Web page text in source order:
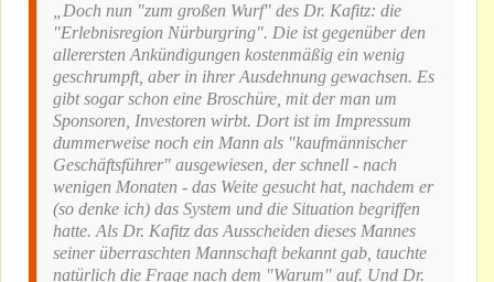
„Doch nun "zum großen Wurf" des Dr. Kafitz: die
"Erlebnisregion Nürburgring". Die ist gegenüber den
allerersten Ankündigungen kostenmäßig ein wenig
geschrumpft, aber in ihrer Ausdehnung gewachsen. Es
gibt sogar schon eine Broschüre, mit der man um
Sponsoren, Investoren wirbt. Dort ist im Impressum
dummerweise noch ein Mann als "kaufmännischer
Geschäftsführer" ausgewiesen, der schnell - nach
wenigen Monaten - das Weite gesucht hat, nachdem er
(so denke ich) das System und die Situation begriffen
hatte. Als Dr. Kafitz das Ausscheiden dieses Mannes
seiner überraschten Mannschaft bekannt gab, tauchte
natürlich die Frage nach dem "Warum" auf. Und Dr.